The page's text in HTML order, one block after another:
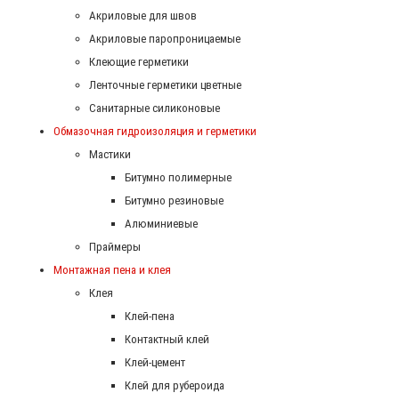
Акриловые для швов
Акриловые паропроницаемые
Клеющие герметики
Ленточные герметики цветные
Санитарные силиконовые
Обмазочная гидроизоляция и герметики
Мастики
Битумно полимерные
Битумно резиновые
Алюминиевые
Праймеры
Монтажная пена и клея
Клея
Клей-пена
Контактный клей
Клей-цемент
Клей для рубероида